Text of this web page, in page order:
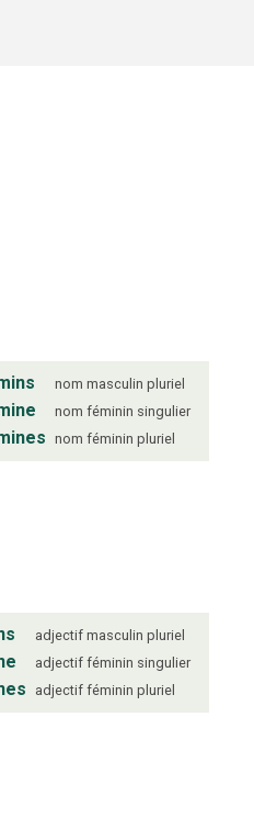
nom masculin pluriel
nom féminin singulier
nom féminin pluriel
adjectif masculin pluriel
adjectif féminin singulier
adjectif féminin pluriel